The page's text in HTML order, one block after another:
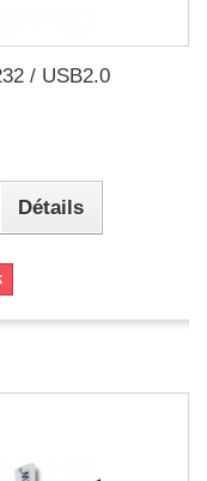
/ USB2.0
Détails